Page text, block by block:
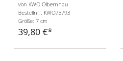
von KWO Olbernhau
Bestellnr.: KWO75793
Größe: 7 cm
39,80 €